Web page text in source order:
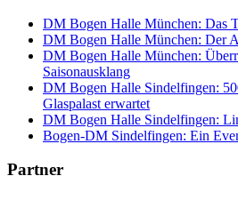
DM Bogen Halle München: Das
DM Bogen Halle München: Der
DM Bogen Halle München:
Saisonausklang
DM Bogen Halle Sindelfingen:
Glaspalast erwartet
DM Bogen Halle Sindelfingen:
Bogen-DM Sindelfingen: Ein
Partner